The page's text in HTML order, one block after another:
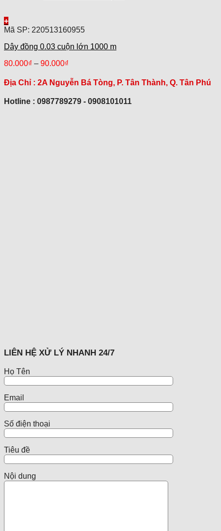
+
Mã SP: 220513160955
Dây đồng 0.03 cuộn lớn 1000 m
80.000₫ – 90.000₫
Địa Chỉ : 2A Nguyễn Bá Tòng, P. Tân Thành, Q. Tân Phú
Hotline : 0987789279 - 0908101011
LIÊN HỆ XỬ LÝ NHANH 24/7
Họ Tên
Email
Số điện thoại
Tiêu đề
Nội dung